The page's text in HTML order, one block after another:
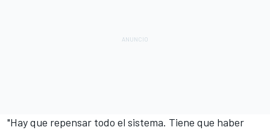
"Hay que repensar todo el sistema. Tiene que haber